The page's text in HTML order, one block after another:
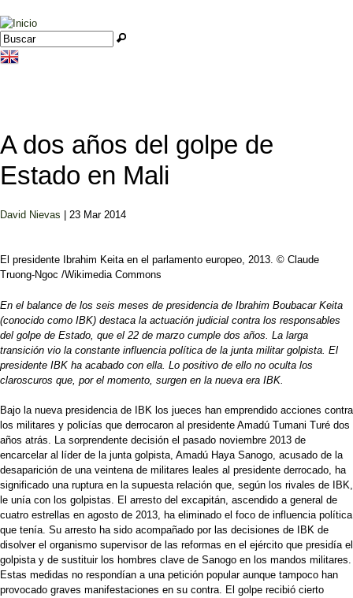
Jump to navigation
Formulario de búsqueda
Buscar
A dos años del golpe de
Estado en Mali
David Nievas | 23 Mar 2014
El presidente Ibrahim Keita en el parlamento europeo, 2013. © Claude
Truong-Ngoc /Wikimedia Commons
En el balance de los seis meses de presidencia de Ibrahim Boubacar Keita
(conocido como IBK) destaca la actuación judicial contra los responsables
del golpe de Estado, que el 22 de marzo cumple dos años. La larga
transición vio la constante influencia política de la junta militar golpista. El
presidente IBK ha acabado con ella. Lo positivo de ello no oculta los
claroscuros que, por el momento, surgen en la nueva era IBK.
Bajo la nueva presidencia de IBK los jueces han emprendido acciones contra
los militares y policías que derrocaron al presidente Amadú Tumani Turé dos
años atrás. La sorprendente decisión el pasado noviembre 2013 de
encarcelar al líder de la junta golpista, Amadú Haya Sanogo, acusado de la
desaparición de una veintena de militares leales al presidente derrocado, ha
significado una ruptura en la supuesta relación que, según los rivales de IBK,
le unía con los golpistas. El arresto del excapitán, ascendido a general de
cuatro estrellas en agosto de 2013, ha eliminado el foco de influencia política
que tenía. Su arresto ha sido acompañado por las decisiones de IBK de
disolver el organismo supervisor de las reformas en el ejército que presidía el
golpista y de sustituir los hombres clave de Sanogo en los mandos militares.
Estas medidas no respondían a una petición popular aunque tampoco han
provocado graves manifestaciones en su contra. El golpe recibió cierto